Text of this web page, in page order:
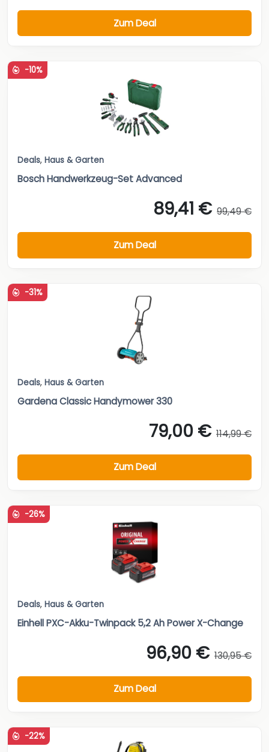
Zum Deal
-10%
Deals, Haus & Garten
Bosch Handwerkzeug-Set Advanced
89,41 € 99,49 €
Zum Deal
-31%
Deals, Haus & Garten
Gardena Classic Handymower 330
79,00 € 114,99 €
Zum Deal
-26%
Deals, Haus & Garten
Einhell PXC-Akku-Twinpack 5,2 Ah Power X-Change
96,90 € 130,95 €
Zum Deal
-22%